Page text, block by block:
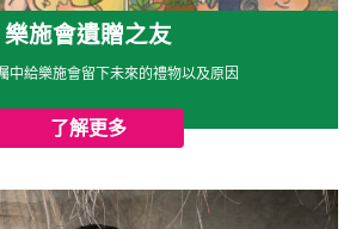
樂施會遺贈之友
中給樂施會留下未來的禮物以及原因
了解更多